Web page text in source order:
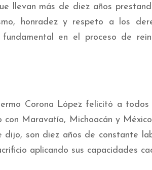
llevan más de diez años
honradez y respeto a los
en el proceso de
Corona López felicitó a
con Maravatío, Michoacán y
son diez años de constante
aplicando sus capacidades